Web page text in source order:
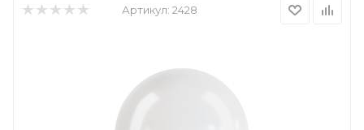
Артикул: 2428